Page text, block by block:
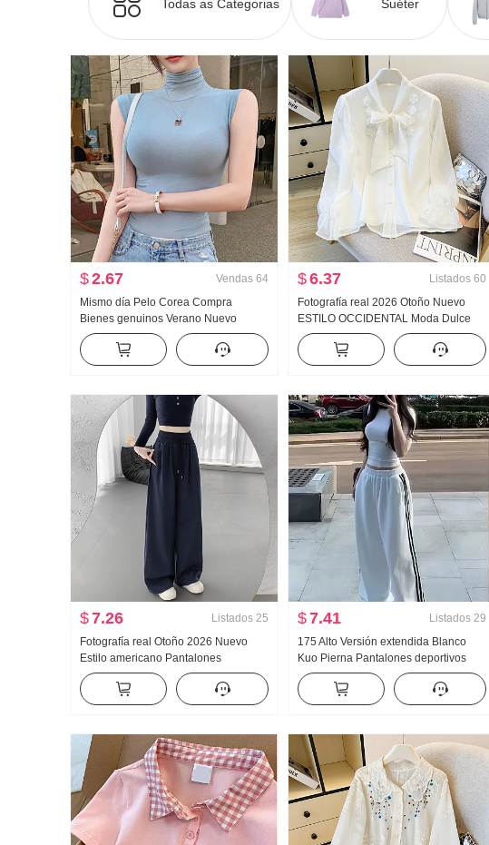
Todas as Categorias Suéter
$2.67 Vendas 64
Mismo día Pelo Corea Compra
Bienes genuinos Verano Nuevo
an659 Super hao Aspecto Caracola
Color Micro Transparente Cuello alto
Base Camiseta
$6.37 Listados 60
Fotografía real 2026 Otoño Nuevo
ESTILO OCCIDENTAL Moda Dulce
Luz Albaricoque Color Chifón Manga
Larga Camisa Top Mujer Lazo
$7.26 Listados 25
Fotografía real Otoño 2026 Nuevo
Estilo americano Pantalones
deportivos Mujer Talle bajo Holgado
HOLGAZÁN Kuo Pierna Casual Wei
Pantalones Pantalones de pierna
$7.41 Listados 29
175 Alto Versión extendida Blanco
Kuo Pierna Pantalones deportivos
Mujer Primavera y otoño Nuevo
Versátil Rayas Casual Arrastrando
Pantalones